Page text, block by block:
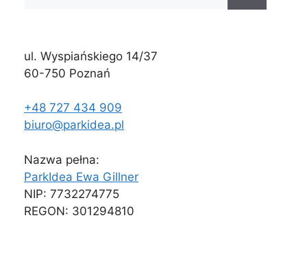
ul. Wyspiańskiego 14/37
60-750 Poznań
+48 727 434 909
biuro@parkidea.pl
Nazwa pełna:
ParkIdea Ewa Gillner
NIP: 7732274775
REGON: 301294810